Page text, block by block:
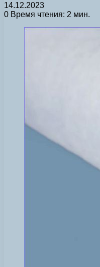
14.12.2023
0 Время чтения: 2 мин.